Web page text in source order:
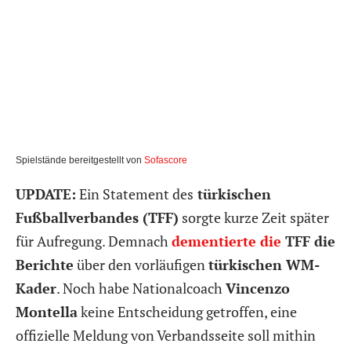
Spielstände bereitgestellt von Sofascore
UPDATE: Ein Statement des türkischen
Fußballverbandes (TFF) sorgte kurze Zeit später
für Aufregung. Demnachdementierte die TFF die
Berichte über den vorläufigentürkischen WM-
Kader. Noch habe NationalcoachVincenzo
Montellakeine Entscheidung getroffen, eine
offizielle Meldung von Verbandsseite soll mithin